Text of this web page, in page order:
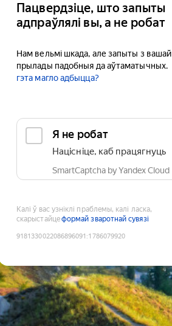
Пацвердзіце, што запыты
адпраўлялі вы, а не робат
Нам вельмі шкада, але запыты з вашай
прылады падобныя да аўтаматычных.
гэта магло адбыцца?
Я не робат
Націсніце, каб працягнуць
SmartCaptcha by Yandex Cloud
Калі ў вас узніклі праблемы, калі ласка,
скарыстайцеформай зваротнай сувязі
9181330022086896091 :1786079920